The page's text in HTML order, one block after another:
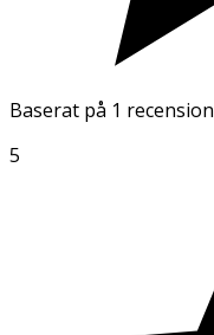
Baserat på 1 recension
5